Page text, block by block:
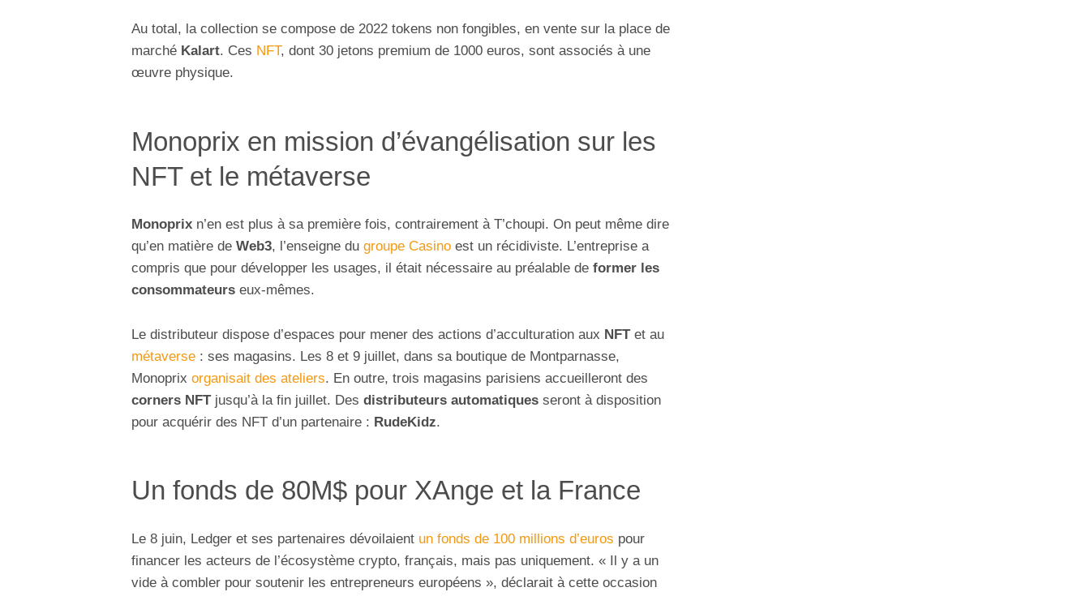
Au total, la collection se compose de 2022 tokens non fongibles, en vente sur la place de
marché Kalart. Ces NFT, dont 30 jetons premium de 1000 euros, sont associés à une
œuvre physique.
Monoprix en mission d’évangélisation sur les
NFT et le métaverse
Monoprix n’en est plus à sa première fois, contrairement à T’choupi. On peut même dire
qu’en matière de Web3, l’enseigne du groupe Casino est un récidiviste. L’entreprise a
compris que pour développer les usages, il était nécessaire au préalable de former les
consommateurs eux-mêmes.
Le distributeur dispose d’espaces pour mener des actions d’acculturation aux NFTet au
métaverse : ses magasins. Les 8 et 9 juillet, dans sa boutique de Montparnasse,
Monoprix organisait des ateliers. En outre, trois magasins parisiens accueilleront des
corners NFTjusqu’à la fin juillet. Des distributeurs automatiques seront à disposition
pour acquérir des NFT d’un partenaire : RudeKidz.
Un fonds de 80M$ pour XAnge et la France
Le 8 juin, Ledger et ses partenaires dévoilaient un fonds de 100 millions d’euros pour
financer les acteurs de l’écosystème crypto, français, mais pas uniquement. « Il y a un
vide à combler pour soutenir les entrepreneurs européens », déclarait à cette occasion